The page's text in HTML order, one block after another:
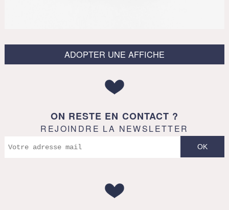
ADOPTER UNE AFFICHE
ON RESTE EN CONTACT ?
REJOINDRE LA NEWSLETTER